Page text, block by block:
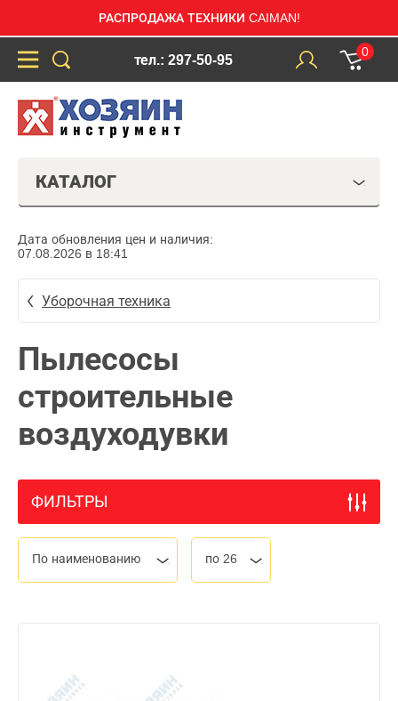
РАСПРОДАЖА ТЕХНИКИ CAIMAN!
тел.: 297-50-95
0
КАТАЛОГ
Дата обновления цен и наличия:
07.08.2026 в 18:41
Уборочная техника
Пылесосы
строительные
воздуходувки
ФИЛЬТРЫ
По наименованию по 26